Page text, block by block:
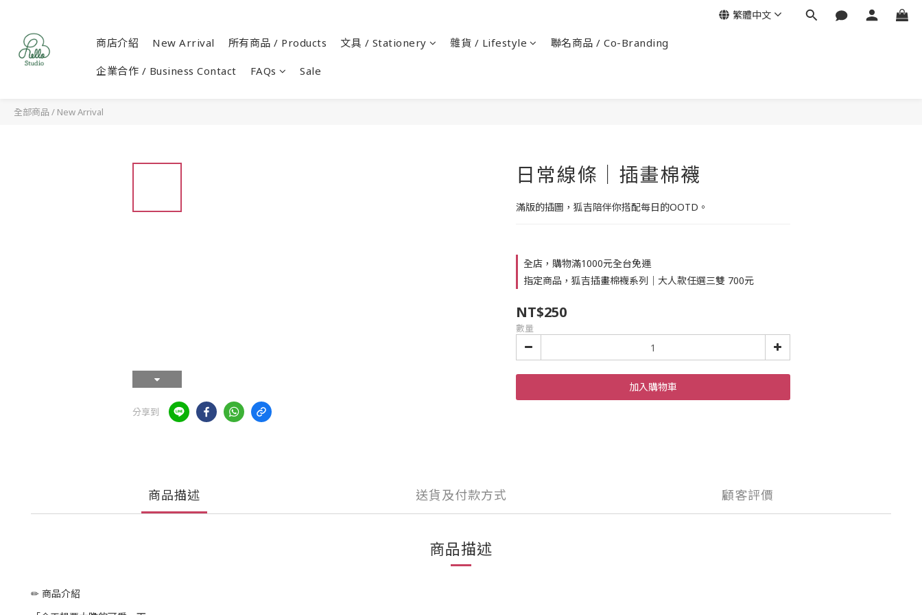
商店介紹 New Arrival 所有商品 / Products 文具 / Stationery 雜貨 / Lifestyle 聯名商品 / Co-Branding
企業合作 / Business Contact FAQs Sale
繁體中文
全部商品 / New Arrival
分享到
日常線條｜插畫棉襪
滿版的插圖，狐吉陪伴你搭配每日的OOTD。
全店，購物滿1000元全台免運
指定商品，狐吉插畫棉襪系列｜大人款任選三雙 700元
NT$250
數量
加入購物車
商品描述 送貨及付款方式 顧客評價
商品描述
✏ 商品介紹